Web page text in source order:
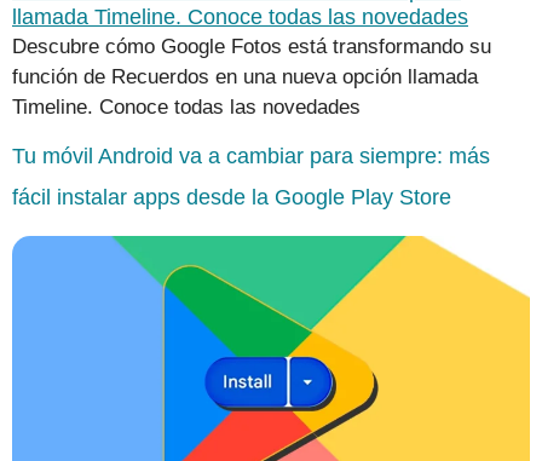
Descubre cómo Google Fotos está transformando su
función de Recuerdos en una nueva opción llamada
Timeline. Conoce todas las novedades
Tu móvil Android va a cambiar para siempre: más
fácil instalar apps desde la Google Play Store